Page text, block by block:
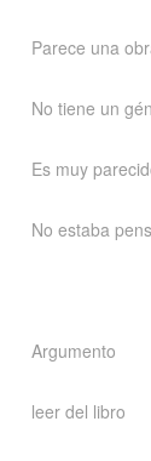
Parece una
No tiene un
Es muy
No estaba
Argumento
leer del libro